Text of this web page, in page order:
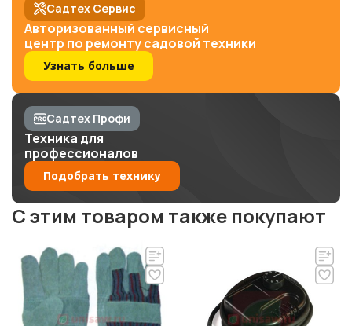
Садтех Сервис
Авторизованный сервисный
центр по ремонту садовой техники
Узнать больше
Садтех Профи
Техника для
профессионалов
Подобрать технику
C этим товаром также покупают